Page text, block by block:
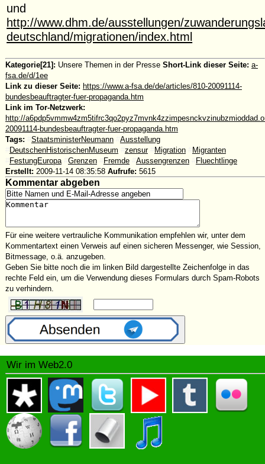
und
http://www.dhm.de/ausstellungen/
deutschland/migrationen/index.html
Kategorie[21]: Unsere Themen in der Presse Short-Link dieser Seite: a-
fsa.de/d/1ee
Link zu dieser Seite: https://www.a-fsa.de/de/articles/810-20091114-
bundesbeauftragter-fuer-propaganda.htm
Link im Tor-Netzwerk:
http://
20091114-bundesbeauftragter-fuer-propaganda.htm
Tags:
StaatsministerNeumann
Ausstellung
DeutschenHistorischenMuseum zensur Migration
Migranten
FestungEuropa Grenzen Fremde Aussengrenzen
Fluechtlinge
Erstellt: 2009-11-14 08:35:58 Aufrufe: 5615
Kommentar abgeben
Für eine weitere vertrauliche Kommunikation empfehlen wir, unter dem
Kommentartext einen Verweis auf einen sicheren Messenger, wie Session,
Bitmessage, o.ä. anzugeben.
Geben Sie bitte noch die im linken Bild dargestellte Zeichenfolge in das
rechte Feld ein, um die Verwendung dieses Formulars durch Spam-Robots
zu verhindern.
Wir im Web2.0